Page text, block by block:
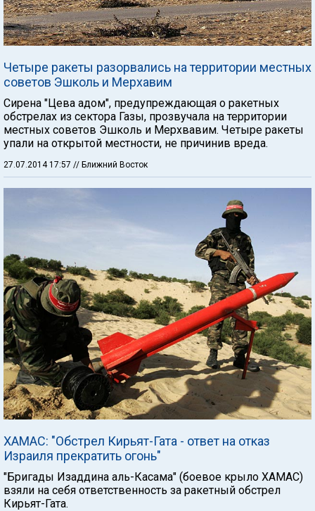
Четыре ракеты разорвались на территории местных
советов Эшколь и Мерхавим
Сирена "Цева адом", предупреждающая о ракетных
обстрелах из сектора Газы, прозвучала на территории
местных советов Эшколь и Мерхвавим. Четыре ракеты
упали на открытой местности, не причинив вреда.
27.07.2014 17:57 // Ближний Восток
ХАМАС: "Обстрел Кирьят-Гата - ответ на отказ
Израиля прекратить огонь"
"Бригады Изаддина аль-Касама" (боевое крыло ХАМАС)
взяли на себя ответственность за ракетный обстрел
Кирьят-Гата.